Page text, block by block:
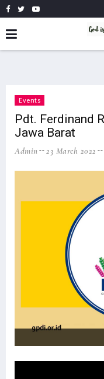
Events
Pdt. Ferdinand
Jawa Barat
Admin 23 March 2022